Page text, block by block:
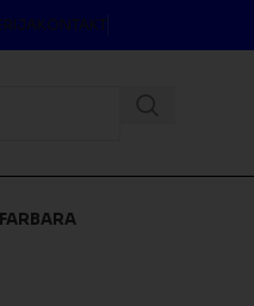
KONTAKT
FARBARA